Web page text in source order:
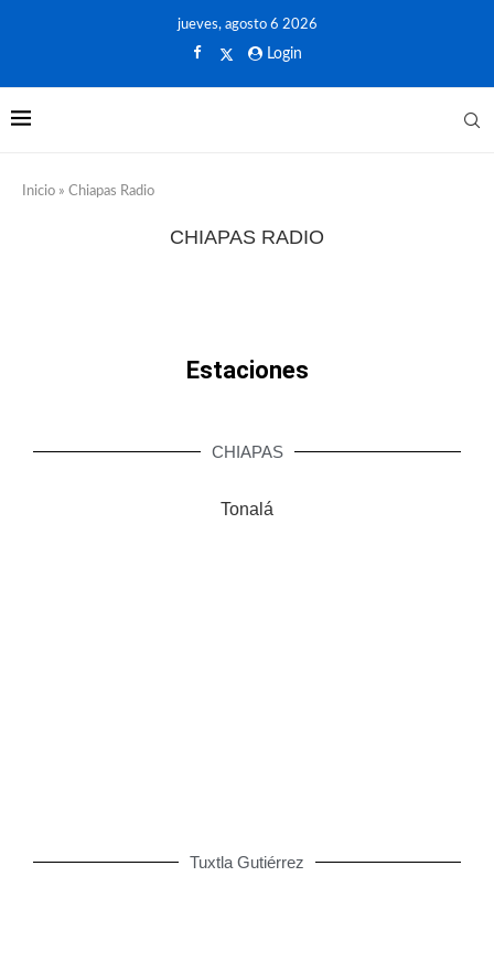
jueves, agosto 6 2026
Login
Inicio » Chiapas Radio
CHIAPAS RADIO
Estaciones
CHIAPAS
Tonalá
Tuxtla Gutiérrez